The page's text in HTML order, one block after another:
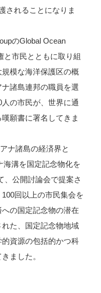
されることになりま
のGlobal Ocean
と市民とともに取り組
模な海洋保護区の概
諸島連邦の職員を選
の市民が、世界に通
願書に署名してきま
ナ諸島の経済界と
海溝を国定記念物化を
、公開討論会で提案さ
回以上の市民集会を
の国定記念物の潜在
た、国定記念物地域
資源の包括的かつ科
ました。